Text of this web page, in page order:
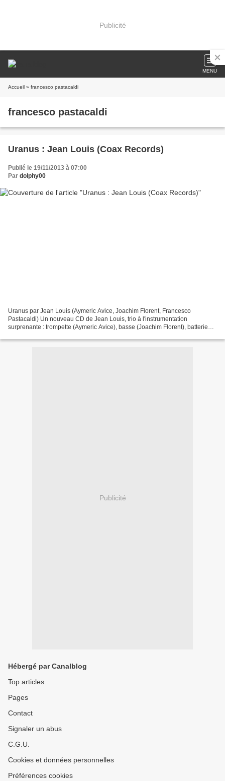
Publicité
MENU
Accueil » francesco pastacaldi
francesco pastacaldi
Uranus : Jean Louis (Coax Records)
Publié le 19/11/2013 à 07:00
Par dolphy00
Uranus par Jean Louis (Aymeric Avice, Joachim Florent, Francesco
Pastacaldi) Un nouveau CD de Jean Louis, trio à l'instrumentation
surprenante : trompette (Aymeric Avice), basse (Joachim Florent), batterie
Publicité
Hébergé par Canalblog
Top articles
Pages
Contact
Signaler un abus
C.G.U.
Cookies et données personnelles
Préférences cookies